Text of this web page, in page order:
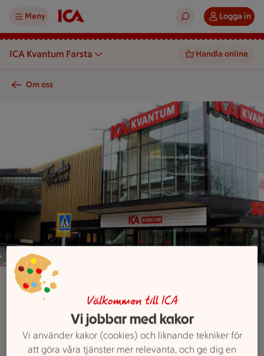
Meny Logga in
ICA Kvantum Farsta Handla online
Om oss
En ICA Kvantum-butik med glasfasad och övergångsställe
Jobba hos ICA
Kvantum Farsta
Välkommen till ICA
Vi jobbar med kakor
Vi använder kakor (cookies) och liknande tekniker för
att göra våra tjänster mer relevanta, och ge dig en